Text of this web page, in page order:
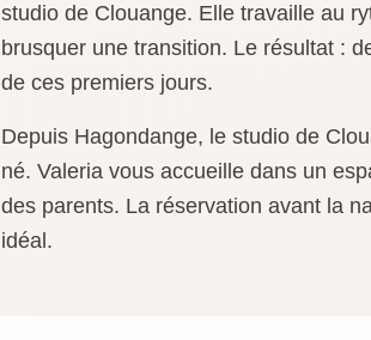
studio de Clouange. Elle travaille au
brusquer une transition. Le résultat :
de ces premiers jours.
Depuis Hagondange, le studio de
né. Valeria vous accueille dans un
des parents. La réservation avant la
idéal.